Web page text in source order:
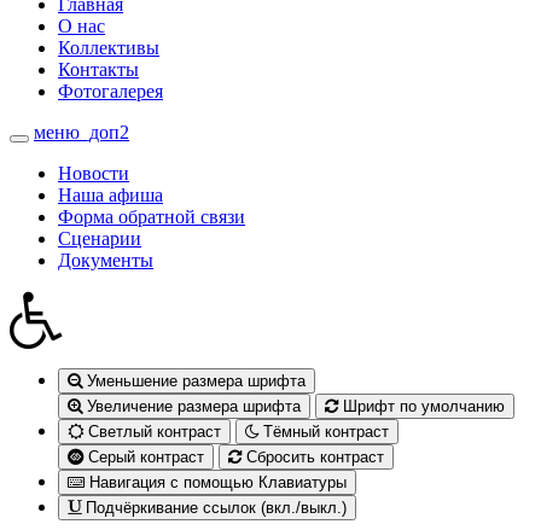
Главная
О нас
Коллективы
Контакты
Фотогалерея
Toggle
navigation
меню_доп2
Новости
Наша афиша
Форма обратной связи
Сценарии
Документы
Уменьшение размера шрифта
Увеличение размера шрифта
Шрифт по умолчанию
Светлый контраст
Тёмный контраст
Серый контраст
Сбросить контраст
Навигация с помощью Клавиатуры
Подчёркивание ссылок (вкл./выкл.)